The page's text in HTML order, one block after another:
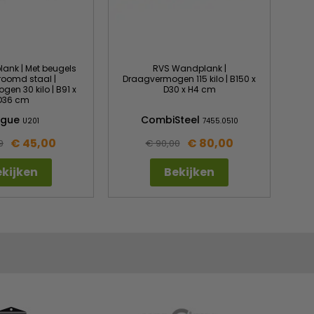
| Met beugels
staal |
30 kilo | B91 x
cm
U201
€ 45,00
RVS Wandplank |
Draagvermogen 115 kilo | B150 x
D30 x H4 cm
CombiSteel 7455.0510
€ 90,00
€ 80,00
Bekijken